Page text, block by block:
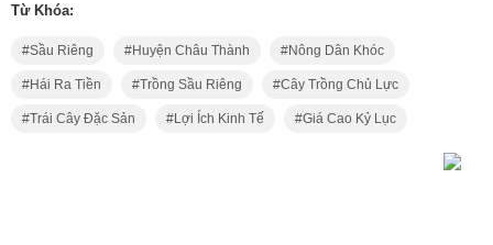
Từ Khóa:
Sầu Riêng Huyện Châu Thành Nông Dân Khóc
Hái Ra Tiền Trồng Sầu Riêng Cây Trồng Chủ Lực
Trái Cây Đặc Sản Lợi Ích Kinh Tế Giá Cao Kỷ Lục